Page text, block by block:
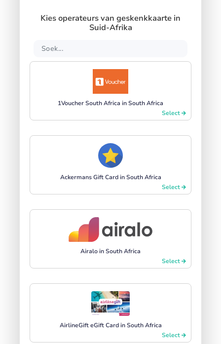
Kies operateurs van geskenkkaarte in
Suid-Afrika
1Voucher South Africa in South Africa
Select
Ackermans Gift Card in South Africa
Select
Airalo in South Africa
Select
AirlineGift eGift Card in South Africa
Select